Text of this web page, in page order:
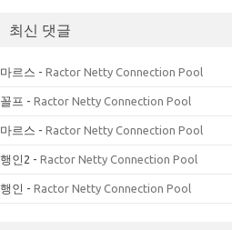
최신 댓글
마르스 - Ractor Netty Connection Pool
꼴프 - Ractor Netty Connection Pool
마르스 - Ractor Netty Connection Pool
행인2 - Ractor Netty Connection Pool
행인 - Ractor Netty Connection Pool